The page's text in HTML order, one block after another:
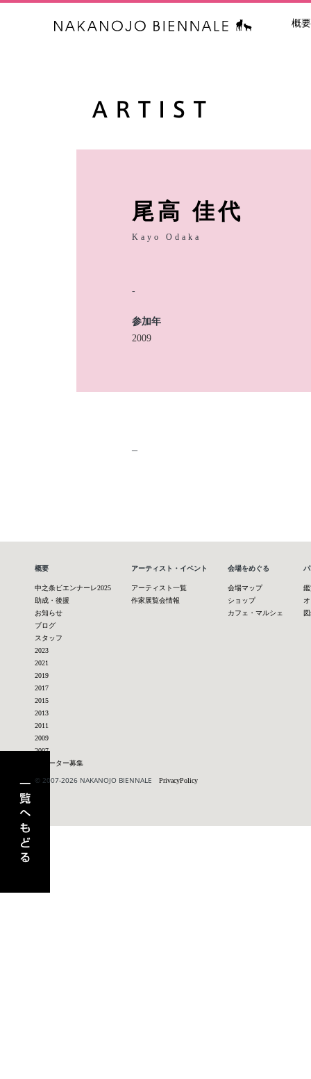
中之条ビエ
概要
尾高 佳代
Kayo Odaka
-
参加年
2009
–
概要
中之条ビエンナーレ2025
助成・後援
お知らせ
ブログ
スタッフ
2023
2021
2019
2017
2015
2013
2011
2009
2007
サポーター募集
アーティスト・イベント
アーティスト一覧
作家展覧会情報
会場をめぐる
会場マップ
ショップ
カフェ・マルシェ
© 2007-2026 NAKANOJO BIENNALE PrivacyPolicy